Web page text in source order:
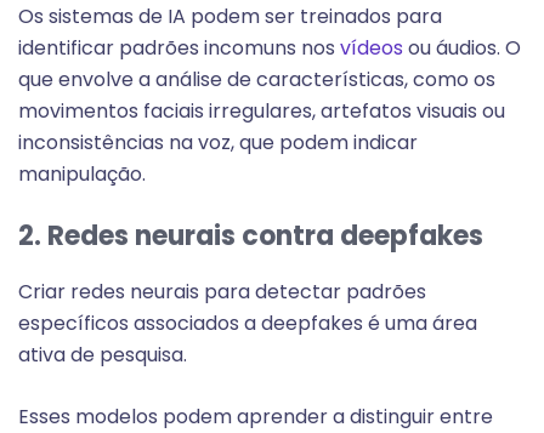
Os sistemas de IA podem ser treinados para
identificar padrões incomuns nos vídeos ou áudios. O
que envolve a análise de características, como os
movimentos faciais irregulares, artefatos visuais ou
inconsistências na voz, que podem indicar
manipulação.
2. Redes neurais contra deepfakes
Criar redes neurais para detectar padrões
específicos associados a deepfakes é uma área
ativa de pesquisa.
Esses modelos podem aprender a distinguir entre